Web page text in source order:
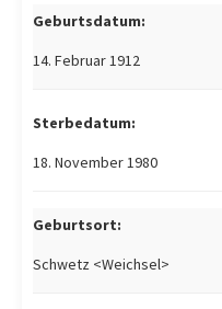
Geburtsdatum:
14. Februar 1912
Sterbedatum:
18. November 1980
Geburtsort:
Schwetz <Weichsel>